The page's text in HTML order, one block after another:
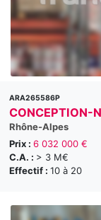
ARA265586P
CONCEPTION-
Rhône-Alpes
Prix : 6 032 000 €
C.A. : > 3 M€
Effectif : 10 à 20